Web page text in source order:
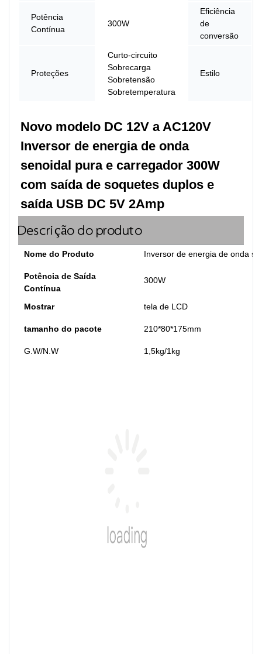
Potência
Contínua
300W
Eficiência
de
conversão
Proteções
Curto-circuito
Sobrecarga
Sobretensão
Sobretemperatura
Estilo
Novo modelo DC 12V a AC120V
Inversor de energia de onda
senoidal pura e carregador 300W
com saída de soquetes duplos e
saída USB DC 5V 2Amp
Descrição do produto
Nome do Produto Inversor de energia de onda
Potência de Saída
Contínua
300W
Mostrar tela de LCD
tamanho do pacote 210*80*175mm
G.W/N.W 1,5kg/1kg